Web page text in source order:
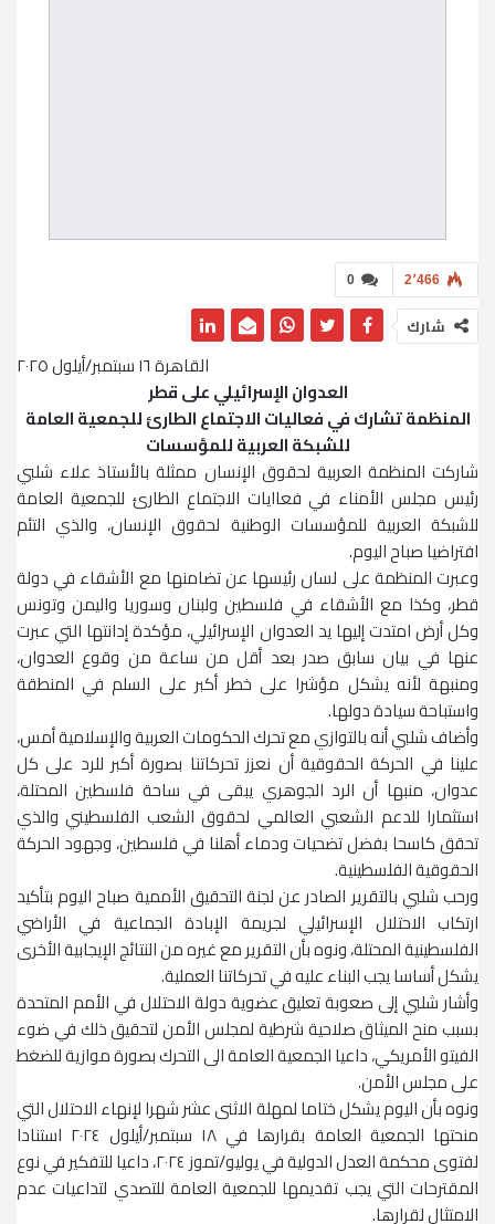
0 2٬466
شارك
القاهرة ١٦ سبتمبر/أيلول ٢٠٢٥
العدوان الإسرائيلي على قطر
المنظمة تشارك في فعاليات الاجتماع الطارئ للجمعية العامة
للشبكة العربية للمؤسسات
شاركت المنظمة العربية لحقوق الإنسان ممثلة بالأستاذ علاء شلبي
رئيس مجلس الأمناء في فعاايات الاجتماع الطارئ للجمعية العامة
للشبكة العربية للمؤسسات الوطنية لحقوق الإنسان، والذي التئم
افتراضيا صباح اليوم.
وعبرت المنظمة على لسان رئيسها عن تضامنها مع الأشقاء في دولة
قطر، وكذا مع الأشقاء في فلسطين ولبنان وسوريا واليمن وتونس
وكل أرض امتدت إليها يد العدوان الإسرائيلي، مؤكدة إدانتها التي عبرت
عنها في بيان سابق صدر بعد أقل من ساعة من وقوع العدوان،
ومنبهة لأنه يشكل مؤشرا على خطر أكبر على السلم في المنطقة
واستباحة سيادة دولها.
وأضاف شلبي أنه بالتوازي مع تحرك الحكومات العربية والإسلامية أمس،
علينا في الحركة الحقوقية أن نعزز تحركاتنا بصورة أكبر للرد على كل
عدوان، منبها أن الرد الجوهري يبقى في ساحة فلسطين المحتلة،
استثمارا للدعم الشعبي العالمي لحقوق الشعب الفلسطيني والذي
تحقق كاسحا بفضل تضحيات ودماء أهلنا في فلسطين، وجهود الحركة
الحقوقية الفلسطينية.
ورحب شلبي بالتقرير الصادر عن لجنة التحقيق الأممية صباح اليوم بتأكيد
ارتكاب الاحتلال الإسرائيلي لجريمة الإبادة الجماعية في الأراضي
الفلسطينية المحتلة، ونوه بأن التقرير مع غيره من النتائج الإيجابية الأخرى
يشكل أساسا يجب البناء عليه في تحركاتنا العملية.
وأشار شلبي إلى صعوبة تعليق عضوية دولة الاحتلال في الأمم المتحدة
بسبب منح الميثاق صلاحية شرطية لمجلس الأمن لتحقيق ذلك في ضوء
الفيتو الأمريكي، داعيا الجمعية العامة الى التحرك بصورة موازية للضغط
على مجلس الأمن.
ونوه بأن اليوم يشكل ختاما لمهلة الاثنى عشر شهرا لإنهاء الاحتلال التي
منحتها الجمعية العامة بقرارها في ١٨ سبتمبر/أيلول ٢٠٢٤ استنادا
لفتوى محكمة العدل الدولية في يوليو/تموز ٢٠٢٤، داعيا للتفكير في نوع
المقترحات التي يجب تقديمها للجمعية العامة للتصدي لتداعيات عدم
الامتثال لقرارها.